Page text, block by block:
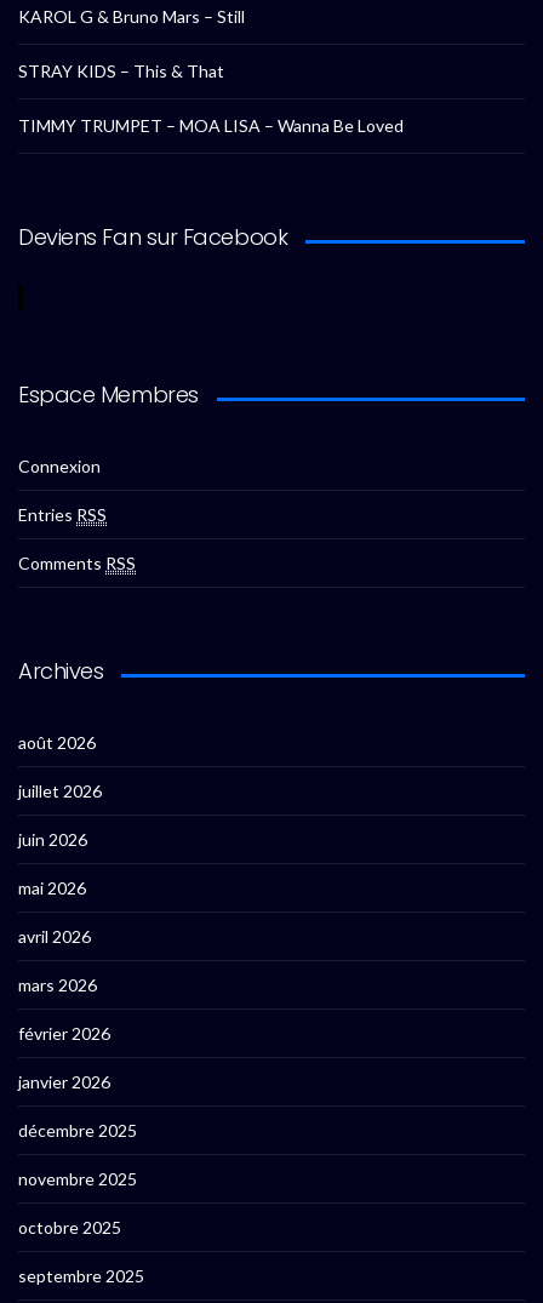
KAROL G & Bruno Mars – Still
STRAY KIDS – This & That
TIMMY TRUMPET – MOA LISA – Wanna Be Loved
Deviens Fan sur Facebook
Espace Membres
Connexion
Entries RSS
Comments RSS
Archives
août 2026
juillet 2026
juin 2026
mai 2026
avril 2026
mars 2026
février 2026
janvier 2026
décembre 2025
novembre 2025
octobre 2025
septembre 2025